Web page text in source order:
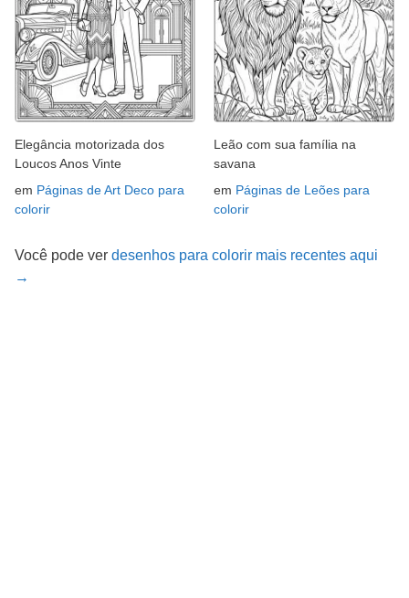
Elegância motorizada dos
Loucos Anos Vinte
em Páginas de Art Deco para
colorir
Leão com sua família na
savana
em Páginas de Leões para
colorir
Você pode ver desenhos para colorir mais recentes aqui
→